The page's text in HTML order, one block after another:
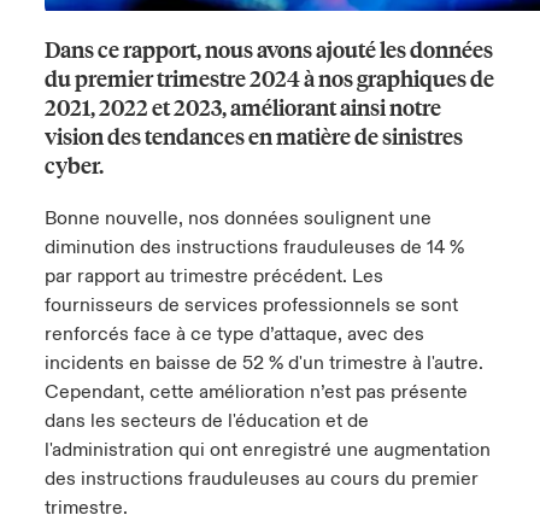
Nous contacter
Indemnisation
Investor Relations
Beazley
sur les risques environnementaux et climatiques 2025
Cyber
: le mXDR, une solution de détection et réponse
Cybers qui auraient pu être évités
France
(French)
America
(French)
America
(French)
America
(French)
America
(French)
America
(French)
America
(French)
America
(French)
America
(French)
America
(French)
America
(French)
America
Dans ce rapport, nous avons ajouté les données
du premier trimestre 2024 à nos graphiques de
2021, 2022 et 2023, améliorant ainsi notre
vision des tendances en matière de sinistres
cyber.
Bonne nouvelle, nos données soulignent une
diminution des instructions frauduleuses de 14 %
par rapport au trimestre précédent. Les
fournisseurs de services professionnels se sont
renforcés face à ce type d’attaque, avec des
incidents en baisse de 52 % d'un trimestre à l'autre.
Cependant, cette amélioration n’est pas présente
dans les secteurs de l'éducation et de
l'administration qui ont enregistré une augmentation
des instructions frauduleuses au cours du premier
trimestre.